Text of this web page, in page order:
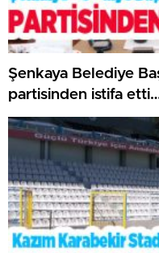
Şenkaya Belediye
partisinden istifa